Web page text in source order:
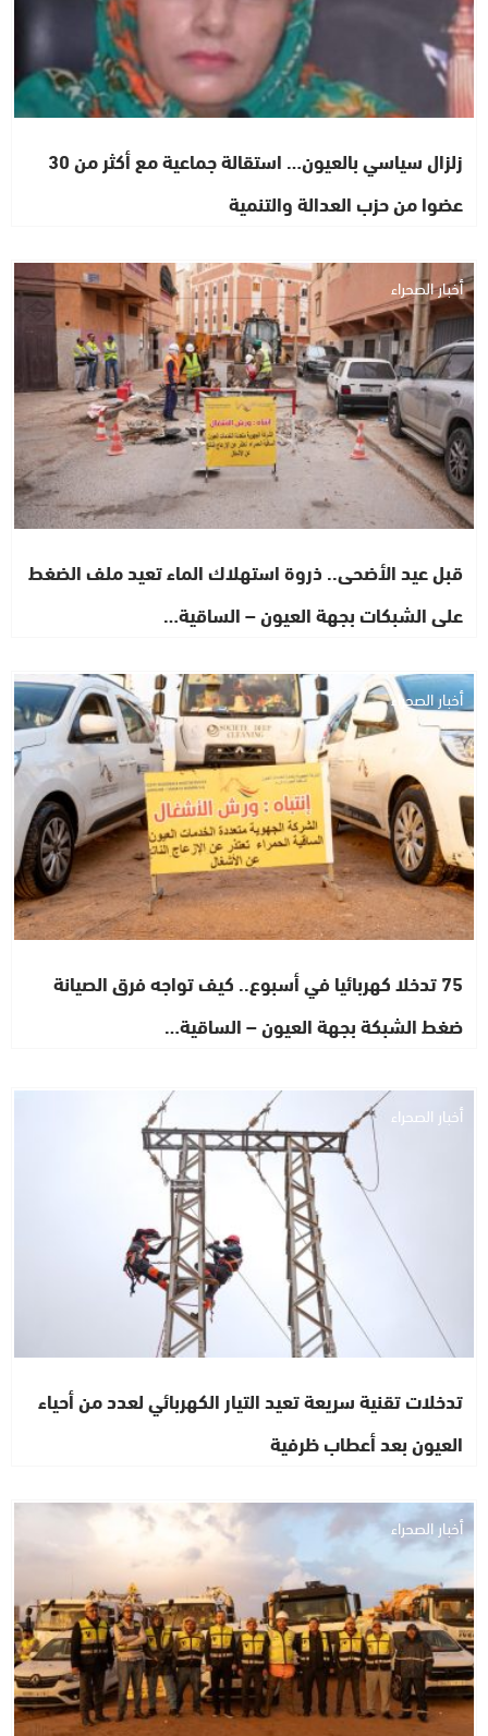
زلزال سياسي بالعيون… استقالة جماعية مع أكثر من 30
عضوا من حزب العدالة والتنمية
أخبار الصحراء
قبل عيد الأضحى.. ذروة استهلاك الماء تعيد ملف الضغط
على الشبكات بجهة العيون – الساقية…
أخبار الصحراء
75 تدخلا كهربائيا في أسبوع.. كيف تواجه فرق الصيانة
ضغط الشبكة بجهة العيون – الساقية…
أخبار الصحراء
تدخلات تقنية سريعة تعيد التيار الكهربائي لعدد من أحياء
العيون بعد أعطاب ظرفية
أخبار الصحراء